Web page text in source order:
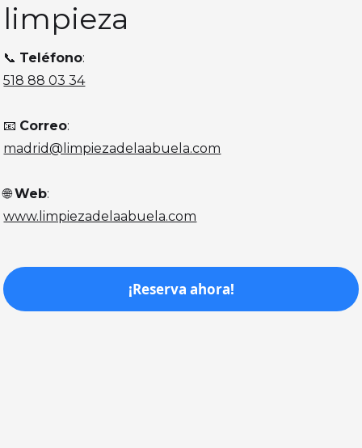
limpieza
📞 Teléfono:
518 88 03 34
📧 Correo:
madrid@limpiezadelaabuela.com
🌐Web:
www.limpiezadelaabuela.com
¡Reserva ahora!